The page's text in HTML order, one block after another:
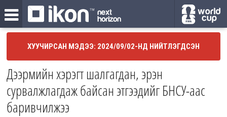
ХУУЧИРСАН МЭДЭЭ: 2024/09/02-НД НИЙТЛЭГДСЭН
Дээрмийн хэрэгт шалгагдан, эрэн
сурвалжлагдаж байсан этгээдийг БНСУ-аас
баривчилжээ